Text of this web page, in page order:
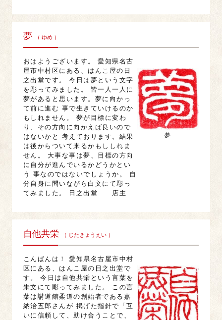
夢 （ ゆめ ）
夢
おはようございます。 愛知県名古
屋市中村区にある、はんこ屋の日
之出堂です。 今日は夢という文字
を彫ってみました。 皆一人一人に
夢があると思います。夢に向かっ
て前に進む 事で生きていけるのか
もしれません。 夢が目標に変わ
り、その方向に向かえば良いので
はないかと 考えております。結果
は後からついて来るかもししれま
せん。 大事な事は夢、目標の方向
に自分が進んでいるかどうかとい
う 事なのではないでしょうか。 自
分自身に問いながら白文にて彫っ
てみました。 日之出堂 店主
自他共栄 （ じたきょうえい ）
こんばんは！ 愛知県名古屋市中村
区にある、はんこ屋の日之出堂で
す。 今日は自他共栄という言葉を
朱文にて彫ってみました。 この言
葉は講道館柔道の創始者である嘉
納治五郎さんが 掲げた指針で「互
いに信頼して、助け合うことで、